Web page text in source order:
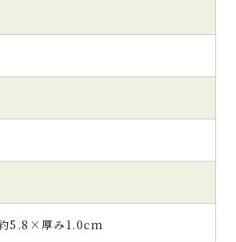
が強すぎるようですが、抹茶
ばれるクッキーだと思います。
る味わいと美味しさ
(5)
5.8×厚み1.0cm